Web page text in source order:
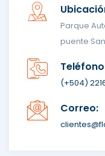
Parque
puente
(+504)
Correo: